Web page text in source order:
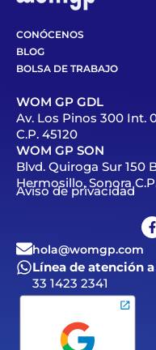
CONÓCENOS
BLOG
BOLSA DE TRABAJO
WOM GP GDL
Av. Los Pinos 300 Int.
C.P. 45120
WOM GP SON
Blvd. Quiroga Sur 150
Hermosillo, Sonora
Aviso de privacidad
hola@womgp.com
Línea de atención
33 1423 2341